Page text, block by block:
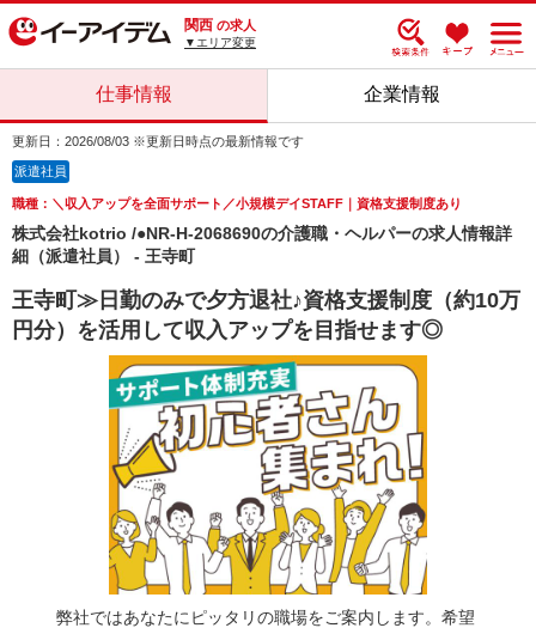
関西 の求人
▼エリア変更
仕事情報 企業情報
更新日：2026/08/03 ※更新日時点の最新情報です
派遣社員
職種：＼収入アップを全面サポート／小規模デイSTAFF｜資格支援制度あり
株式会社kotrio /●NR-H-2068690の介護職・ヘルパーの求人情報詳
細（派遣社員） - 王寺町
王寺町≫日勤のみで夕方退社♪資格支援制度（約10万
円分）を活用して収入アップを目指せます◎
弊社ではあなたにピッタリの職場をご案内します。希望